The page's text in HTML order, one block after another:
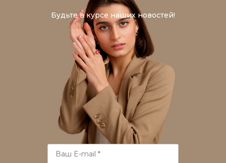
Будьте в курсе наших новостей!